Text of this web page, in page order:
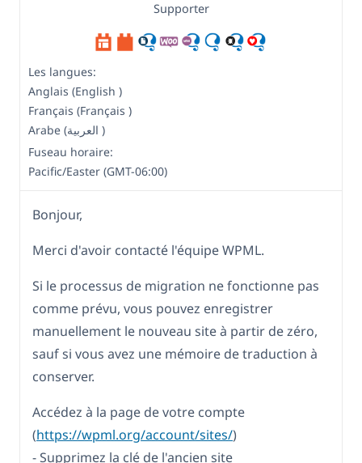
Supporter
Les langues:
Anglais (English )
Français (Français )
Arabe (العربية )
Fuseau horaire:
Pacific/Easter (GMT-06:00)
Bonjour,
Merci d'avoir contacté l'équipe WPML.
Si le processus de migration ne fonctionne pas
comme prévu, vous pouvez enregistrer
manuellement le nouveau site à partir de zéro,
sauf si vous avez une mémoire de traduction à
conserver.
Accédez à la page de votre compte
(https://wpml.org/account/sites/)
- Supprimez la clé de l'ancien site